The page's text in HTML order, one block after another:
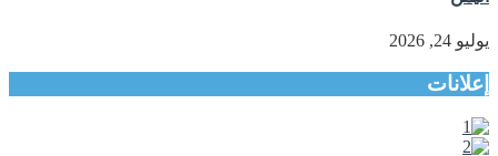
يوليو 24, 2026
إعلانات